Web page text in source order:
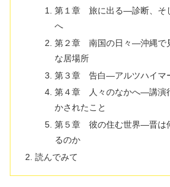
第１章 旅に出る―診断、そ
へ
第２章 南国の日々―沖縄で
な居場所
第３章 告白―アルツハイマ
第４章 人々のなかへ―講演
かされたこと
第５章 彼の住む世界―晋は
るのか
読んでみて